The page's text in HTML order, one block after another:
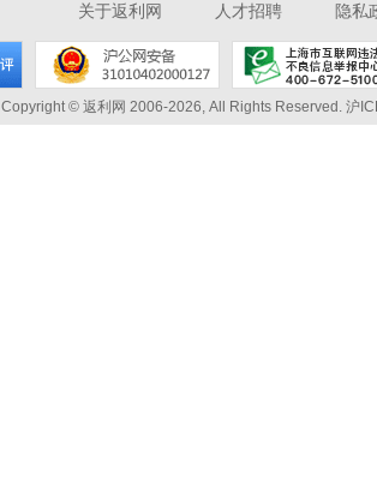
关于返利网 人才招聘 隐私
Copyright © 返利网 2006-2026, All Rights Reserved. 沪